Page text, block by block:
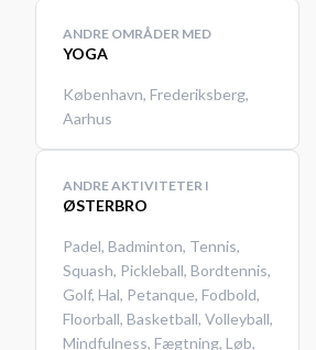
ANDRE OMRÅDER MED
YOGA
København, Frederiksberg,
Aarhus
ANDRE AKTIVITETER I
ØSTERBRO
Padel, Badminton, Tennis,
Squash, Pickleball, Bordtennis,
Golf, Hal, Petanque, Fodbold,
Floorball, Basketball, Volleyball,
Mindfulness, Fægtning, Løb,